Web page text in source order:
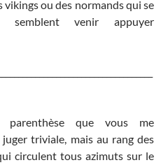
ou des normands qui se
semblent venir appuyer
que vous me
triviale, mais au rang des
circulent tous azimuts sur le